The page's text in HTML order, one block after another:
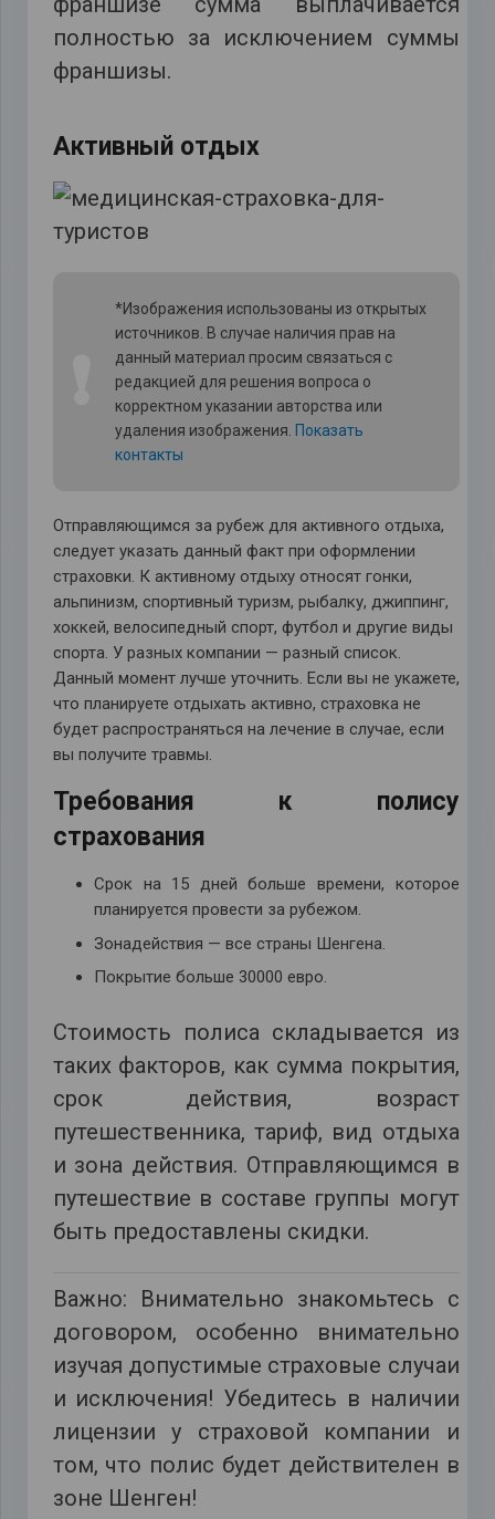
полностью за исключением суммы
франшизы.
Активный отдых
*Изображения использованы из открытых
источников. В случае наличия прав на
данный материал просим связаться с
редакцией для решения вопроса о
корректном указании авторства или
удаления изображения. Показать
контакты
Отправляющимся за рубеж для активного отдыха,
следует указать данный факт при оформлении
страховки. К активному отдыху относят гонки,
альпинизм, спортивный туризм, рыбалку, джиппинг,
хоккей, велосипедный спорт, футбол и другие виды
спорта. У разных компании — разный список.
Данный момент лучше уточнить. Если вы не укажете,
что планируете отдыхать активно, страховка не
будет распространяться на лечение в случае, если
вы получите травмы.
Требования к полису
страхования
Срок на 15 дней больше времени, которое
планируется провести за рубежом.
Зонадействия — все страны Шенгена.
Покрытие больше 30000 евро.
Стоимость полиса складывается из
таких факторов, как сумма покрытия,
срок действия, возраст
путешественника, тариф, вид отдыха
и зона действия. Отправляющимся в
путешествие в составе группы могут
быть предоставлены скидки.
Важно: Внимательно знакомьтесь с
договором, особенно внимательно
изучая допустимые страховые случаи
и исключения! Убедитесь в наличии
лицензии у страховой компании и
том, что полис будет действителен в
зоне Шенген!